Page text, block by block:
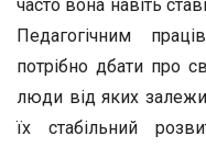
часто вона навіть
Педагогічним
потрібно дбати про
люди від яких
їх стабільний